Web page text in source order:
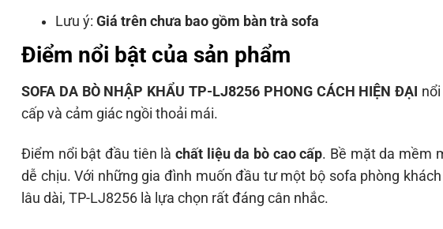
Lưu ý: Giá trên chưa bao gồm bàn trà sofa
Điểm nổi bật của sản phẩm
SOFA DA BÒ NHẬP KHẨU TP-LJ8256 PHONG CÁCH HIỆN ĐẠI
cấp và cảm giác ngồi thoải mái.
Điểm nổi bật đầu tiên là chất liệu da bò cao cấp. Bề mặt da mềm
dễ chịu. Với những gia đình muốn đầu tư một bộ sofa phòng
lâu dài, TP-LJ8256 là lựa chọn rất đáng cân nhắc.